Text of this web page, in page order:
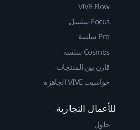
VIVE Flow
Focus سلسل
Pro سلسة
Cosmos سلسة
قارن بين المنتجات
حواسيب VIVE الجاهزة
للأعمال التجارية
حلول